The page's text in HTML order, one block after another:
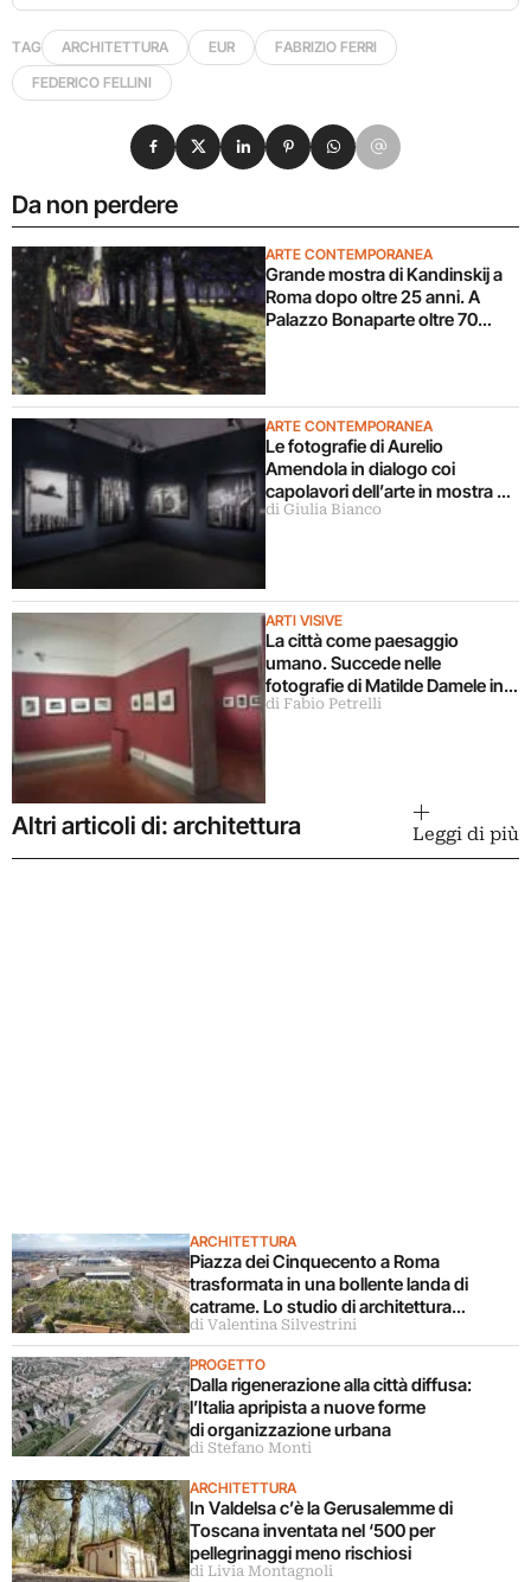
TAG ARCHITETTURA EUR
FABRIZIO FERRI
FEDERICO FELLINI
Da non perdere
ARTE CONTEMPORANEA
Grande mostra di Kandinskij a
Roma dopo oltre 25 anni. A
Palazzo Bonaparte oltre 70
ARTE CONTEMPORANEA
Le fotografie di Aurelio
Amendola in dialogo coi
capolavori dell’arte in mostra a
Milano
di Giulia Bianco
ARTI VISIVE
La città come paesaggio
umano. Succede nelle
fotografie di Matilde Damele in
mostra a Roma
di Fabio Petrelli
Condividi su Facebook
Condividi su X
Condividi su LinkedIn
Condividi su Pinterest
Condividi su WhatsApp
Condividi su Email
Altri articoli di: architettura Leggi di più
ARCHITETTURA
Piazza dei Cinquecento a Roma
trasformata in una bollente landa di
catrame. Lo studio di architettura
disconosce il progetto
di Valentina Silvestrini
PROGETTO
Dalla rigenerazione alla città diffusa:
l’Italia apripista a nuove forme
di organizzazione urbana
di Stefano Monti
ARCHITETTURA
In Valdelsa c’è la Gerusalemme di
Toscana inventata nel ‘500 per
pellegrinaggi meno rischiosi
di Livia Montagnoli